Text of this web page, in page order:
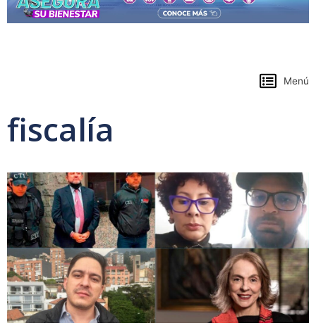
Menú
fiscalía
Page Page